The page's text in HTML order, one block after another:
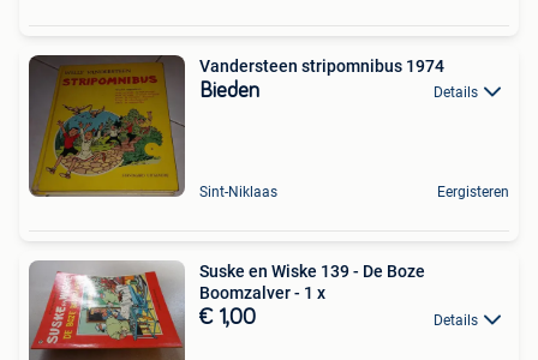
Vandersteen stripomnibus 1974
Bieden Details
Sint-Niklaas Eergisteren
Suske en Wiske 139 - De Boze
Boomzalver - 1 x
€ 1,00 Details